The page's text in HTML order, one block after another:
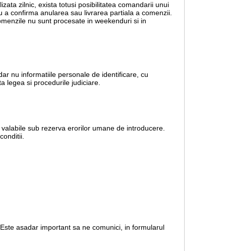
zilnic, exista totusi posibilitatea comandarii unui
confirma anularea sau livrarea partiala a comenzii.
nu sunt procesate in weekenduri si in
nu informatiile personale de identificare, cu
legea si procedurile judiciare.
sub rezerva erorilor umane de introducere.
asadar important sa ne comunici, in formularul